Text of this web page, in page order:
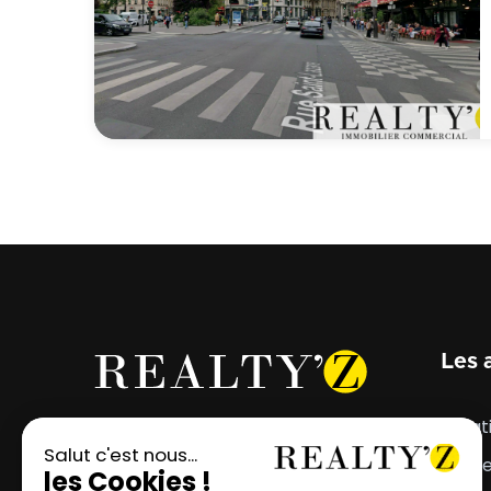
Votre projet mérite
l'emplacement parfait.
Les
Vente